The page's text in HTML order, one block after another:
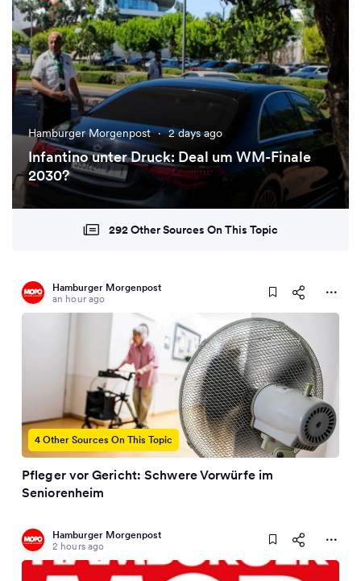
Hamburger Morgenpost · 2 days ago
Infantino unter Druck: Deal um WM-Finale
2030?
292 Other Sources On This Topic
Hamburger Morgenpost
an hour ago
4 Other Sources On This Topic
Pfleger vor Gericht: Schwere Vorwürfe im
Seniorenheim
Hamburger Morgenpost
2 hours ago